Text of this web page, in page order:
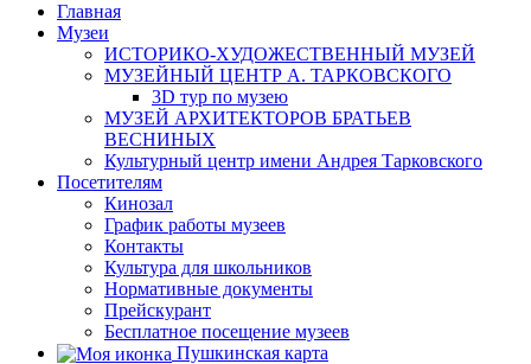
Главная
Музеи
ИСТОРИКО-ХУДОЖЕСТВЕННЫЙ МУЗЕЙ
МУЗЕЙНЫЙ ЦЕНТР А. ТАРКОВСКОГО
3D тур по музею
МУЗЕЙ АРХИТЕКТОРОВ БРАТЬЕВ
ВЕСНИНЫХ
Культурный центр имени Андрея Тарковского
Посетителям
Кинозал
График работы музеев
Контакты
Культура для школьников
Нормативные документы
Прейскурант
Бесплатное посещение музеев
Пушкинская карта